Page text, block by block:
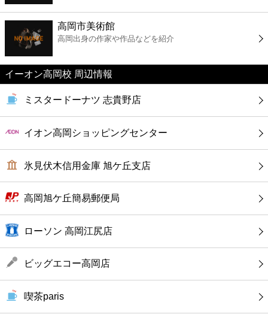
ファーストフード
カフェ
ショッピング
高岡市美術館
高岡出身の作家や作品などを紹介
イーオン高岡校 周辺情報
ミスタードーナツ 志貴野店
イオン高岡ショッピングセンター
氷見伏木信用金庫 旭ケ丘支店
高岡旭ケ丘簡易郵便局
ローソン 高岡江尻店
ビッグエコー高岡店
喫茶paris